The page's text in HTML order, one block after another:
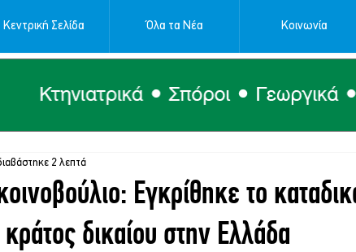
Κεντρική Σελίδα Όλα τα Νέα Κοινωνία
Εγκρίθηκε το
κράτος δικαίου στην Ελλάδα
2 λεπτά